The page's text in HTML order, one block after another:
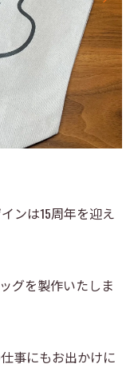
ンは15周年を迎え
グを製作いたしま
事にもお出かけに